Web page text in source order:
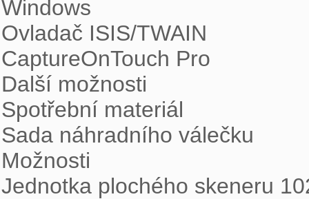
Windows
Ovladač ISIS/TWAIN
CaptureOnTouch Pro
Další možnosti
Spotřební materiál
Sada náhradního válečku
Možnosti
Jednotka plochého skeneru